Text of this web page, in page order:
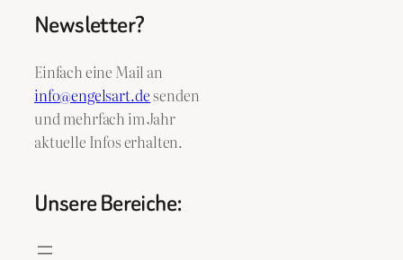
Newsletter?
Einfach eine Mail an
info@engelsart.desenden
und mehrfach im Jahr
aktuelle Infos erhalten.
Unsere Bereiche: